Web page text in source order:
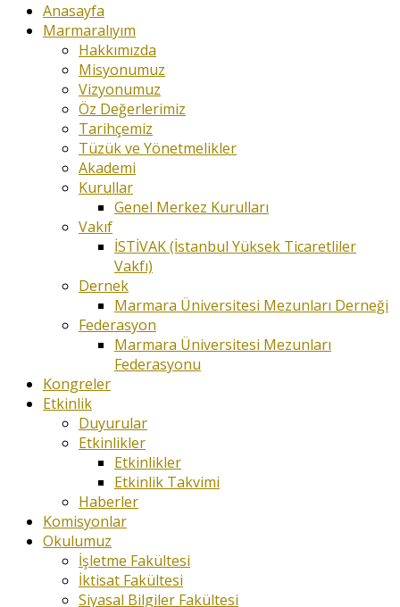
Anasayfa
Marmaralıyım
Hakkımızda
Misyonumuz
Vizyonumuz
Öz Değerlerimiz
Tarihçemiz
Tüzük ve Yönetmelikler
Akademi
Kurullar
Genel Merkez Kurulları
Vakıf
İSTİVAK (İstanbul Yüksek Ticaretliler
Vakfı)
Dernek
Marmara Üniversitesi Mezunları Derneği
Federasyon
Marmara Üniversitesi Mezunları
Federasyonu
Kongreler
Etkinlik
Duyurular
Etkinlikler
Etkinlikler
Etkinlik Takvimi
Haberler
Komisyonlar
Okulumuz
İşletme Fakültesi
İktisat Fakültesi
Siyasal Bilgiler Fakültesi